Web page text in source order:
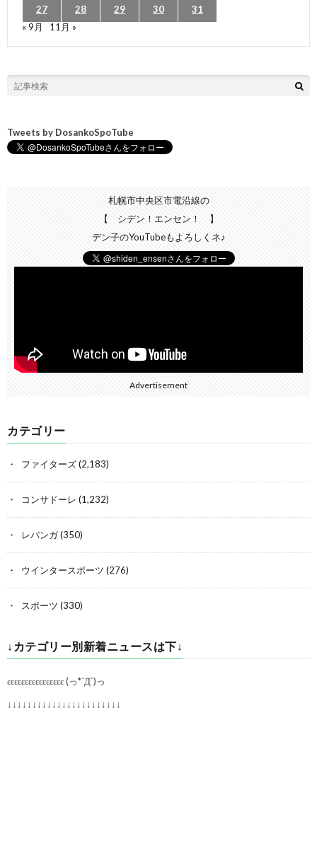
27 28 29 30
31
« 9月
11月 »
Tweets by DosankoSpoTube
札幌市中央区市電沿線の
【 シデン！エンセン！ 】
デン子のYouTubeもよろしくネ♪
Advertisement
カテゴリー
ファイターズ(2,183)
コンサドーレ (1,232)
レバンガ(350)
ウインタースポーツ (276)
スポーツ (330)
↓カテゴリー別新着ニュースは下↓
εεεεεεεεεεεεεεεε (っ*´Д`)っ
↓↓↓↓↓↓↓↓↓↓↓↓↓↓↓↓↓↓↓↓↓↓↓